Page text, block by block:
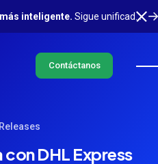
inteligente. Sigue unificado en un solo lugar, con mucho más sucediendo en segundo plano. Conoce más
Contáctanos
DHL Express